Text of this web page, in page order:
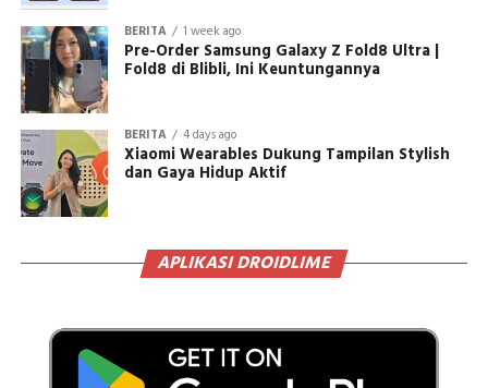
BERITA 1 week ago
Pre-Order Samsung Galaxy Z Fold8 Ultra |
Fold8 di Blibli, Ini Keuntungannya
BERITA 4 days ago
Xiaomi Wearables Dukung Tampilan Stylish
dan Gaya Hidup Aktif
APLIKASI DROIDLIME